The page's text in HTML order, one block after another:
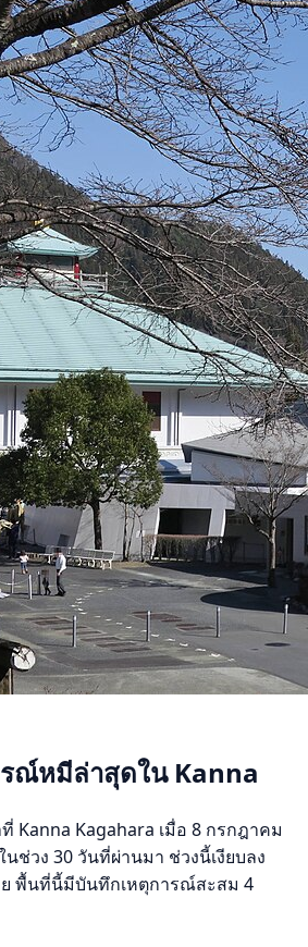
ณ์หมีล่าสุดใน Kanna
Kanna Kagahara เมื่อ 8 กรกฎาคม
ช่วง 30 วันที่ผ่านมา ช่วงนี้เงียบลง
พื้นที่นี้มีบันทึกเหตุการณ์สะสม 4